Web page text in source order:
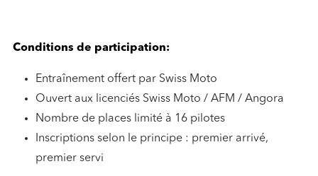
Conditions de participation:
Entraînement offert par Swiss Moto
Ouvert aux licenciés Swiss Moto / AFM / Angora
Nombre de places limité à 16 pilotes
Inscriptions selon le principe : premier arrivé,
premier servi